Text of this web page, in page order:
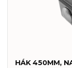
HÁK 450MM,